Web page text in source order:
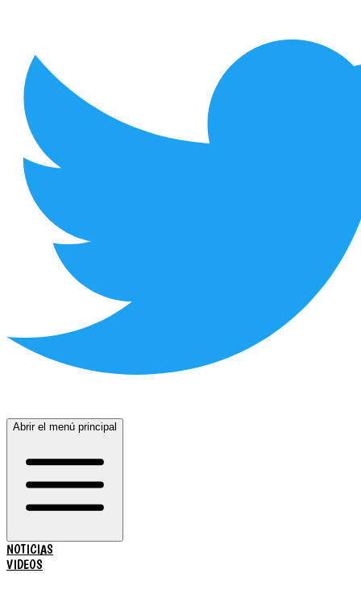
Abrir el menú principal
NOTICIAS
VIDEOS